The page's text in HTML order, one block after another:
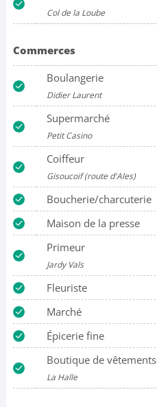
Col de la Loube
Commerces
Boulangerie
Didier Laurent
Supermarché
Petit Casino
Coiffeur
Gisoucoif (route d'Ales)
Boucherie/charcuterie
Maison de la presse
Primeur
Jardy Vals
Fleuriste
Marché
Épicerie fine
Boutique de vêtements
La Halle